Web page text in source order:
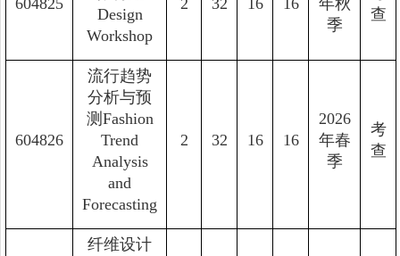
604825
Design
Workshop
2 32 16 16
年秋
季
查
604826
流行趋势
分析与预
测Fashion
Trend
Analysis
and
Forecasting
2 32 16 16
2026
年春
季
考
查
纤维设计